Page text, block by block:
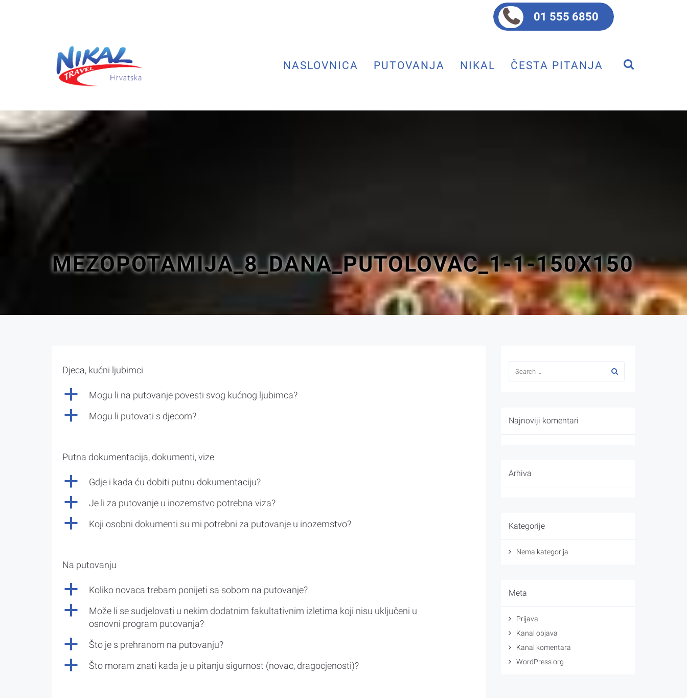
01 555 6850
NASLOVNICA PUTOVANJA NIKAL ČESTA PITANJA
MEZOPOTAMIJA_8_DANA_PUTOLOVAC_1-1-150X150
Djeca, kućni ljubimci
a Mogu li na putovanje povesti svog kućnog ljubimca?
a Mogu li putovati s djecom?
Putna dokumentacija, dokumenti, vize
a Gdje i kada ću dobiti putnu dokumentaciju?
a Je li za putovanje u inozemstvo potrebna viza?
a Koji osobni dokumenti su mi potrebni za putovanje u inozemstvo?
Na putovanju
a Koliko novaca trebam ponijeti sa sobom na putovanje?
a
Može li se sudjelovati u nekim dodatnim fakultativnim izletima koji nisu uključeni u
osnovni program putovanja?
a Što je s prehranom na putovanju?
a Što moram znati kada je u pitanju sigurnost (novac, dragocjenosti)?
Najnoviji komentari
Arhiva
Kategorije
Nema kategorija
Meta
Prijava
Kanal objava
Kanal komentara
WordPress.org